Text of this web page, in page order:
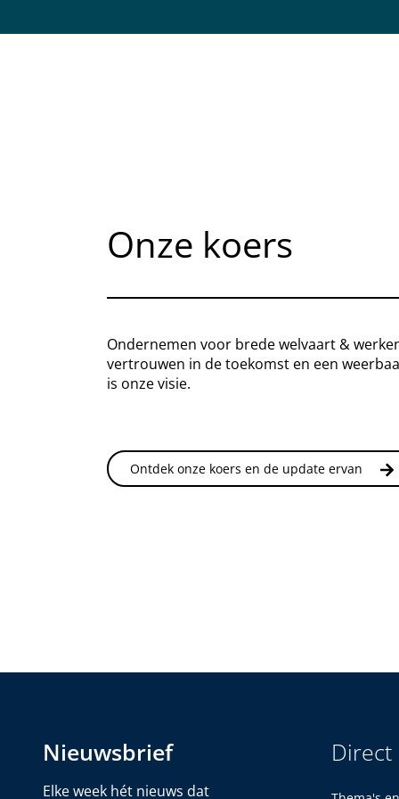
Onze koers
Ondernemen voor brede welvaart &
vertrouwen in de toekomst en een
is onze visie.
Ontdek onze koers en de update ervan
Nieuwsbrief
Elke week hét nieuws dat
Direct